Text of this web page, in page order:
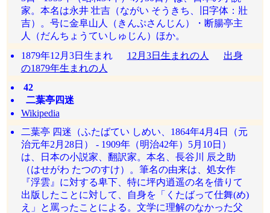
家。本名は永井 壮吉（ながい そうきち、旧字体：壯
吉）。号に金阜山人（きんぷさんじん）・断腸亭主
人（だんちょうていしゅじん）ほか。
1879年12月3日生まれ 12月3日生まれの人
出身
の1879年生まれの人
42
二葉亭四迷
Wikipedia
二葉亭 四迷（ふたばてい しめい、1864年4月4日（元
治元年2月28日） - 1909年（明治42年）5月10日）
は、日本の小説家、翻訳家。本名、長谷川 辰之助
（はせがわ たつのすけ）。筆名の由来は、処女作
『浮雲』に対する卑下、特に坪内逍遥の名を借りて
出版したことに対して、自身を「くたばって仕舞(め)
え」と罵ったことによる。文学に理解のなかった父